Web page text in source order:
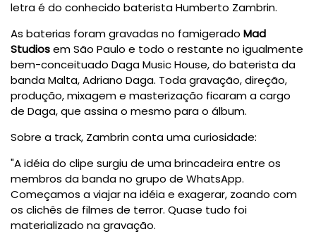
letra é do conhecido baterista Humberto Zambrin.
As baterias foram gravadas no famigerado Mad
Studiosem São Paulo e todo o restante no igualmente
bem-conceituado Daga Music House, do baterista da
banda Malta, Adriano Daga. Toda gravação, direção,
produção, mixagem e masterização ficaram a cargo
de Daga, que assina o mesmo para o álbum.
Sobre a track, Zambrin conta uma curiosidade:
"A idéia do clipe surgiu de uma brincadeira entre os
membros da banda no grupo de WhatsApp.
Começamos a viajar na idéia e exagerar, zoando com
os clichês de filmes de terror. Quase tudo foi
materializado na gravação.